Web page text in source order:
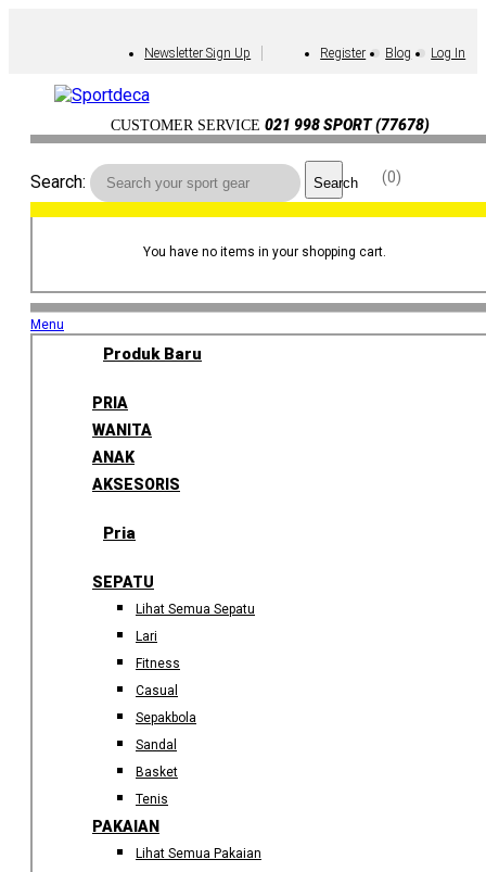
Newsletter Sign Up Register Blog Log In
CUSTOMER SERVICE 021 998 SPORT (77678)
0
Search: Search
You have no items in your shopping cart.
Menu
Produk Baru
PRIA
WANITA
ANAK
AKSESORIS
Pria
SEPATU
Lihat Semua Sepatu
Lari
Fitness
Casual
Sepakbola
Sandal
Basket
Tenis
PAKAIAN
Lihat Semua Pakaian